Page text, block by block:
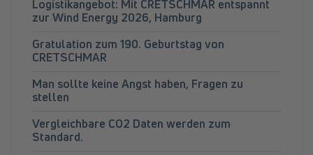
Logistikangebot: Mit CRETSCHMAR entspannt
zur Wind Energy 2026, Hamburg
Gratulation zum 190. Geburtstag von
CRETSCHMAR
Man sollte keine Angst haben, Fragen zu
stellen
Vergleichbare CO2 Daten werden zum
Standard.